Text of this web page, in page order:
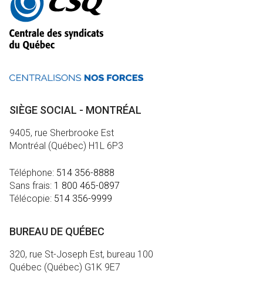
informations
SIÈGE SOCIAL - MONTRÉAL
9405, rue Sherbrooke Est
Montréal (Québec) H1L 6P3
Téléphone: 514 356-8888
Sans frais: 1 800 465-0897
Télécopie: 514 356-9999
BUREAU DE QUÉBEC
320, rue St-Joseph Est, bureau 100
Québec (Québec) G1K 9E7